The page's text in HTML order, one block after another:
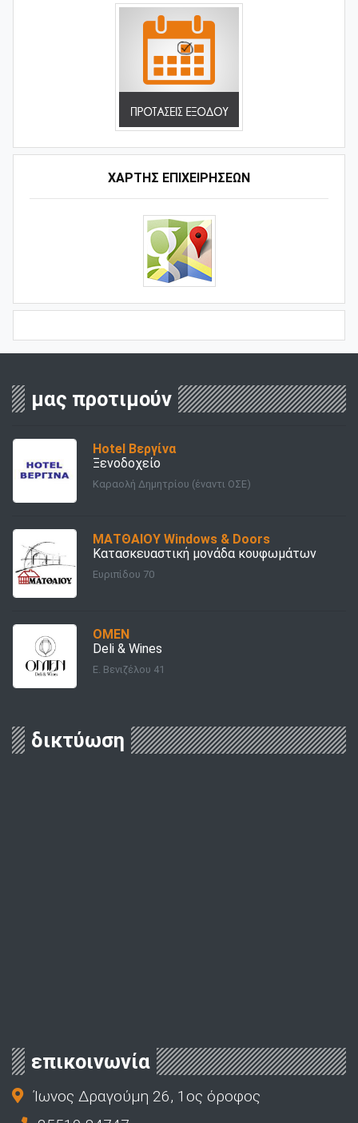
ΧΑΡΤΗΣ ΕΠΙΧΕΙΡΗΣΕΩΝ
μας προτιμούν
Hotel Βεργίνα
Ξενοδοχείο
Καραολή Δημητρίου (έναντι ΟΣΕ)
ΜΑΤΘΑΙΟΥ Windows & Doors
Κατασκευαστική μονάδα κουφωμάτων
Ευριπίδου 70
OMEN
Deli & Wines
Ε. Βενιζέλου 41
δικτύωση
επικοινωνία
Ίωνος Δραγούμη 26, 1ος όροφος